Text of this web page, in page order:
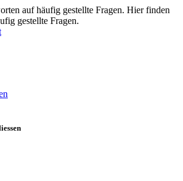
auf häufig gestellte Fragen. Hier finden
gestellte Fragen.